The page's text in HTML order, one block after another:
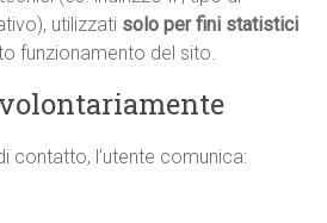
utilizzati solo per fini statistici
funzionamento del sito.
contatto, l’utente comunica: